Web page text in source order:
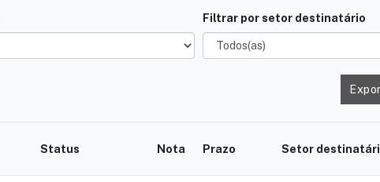
Filtrar por setor destinatário
Status Nota Prazo Setor